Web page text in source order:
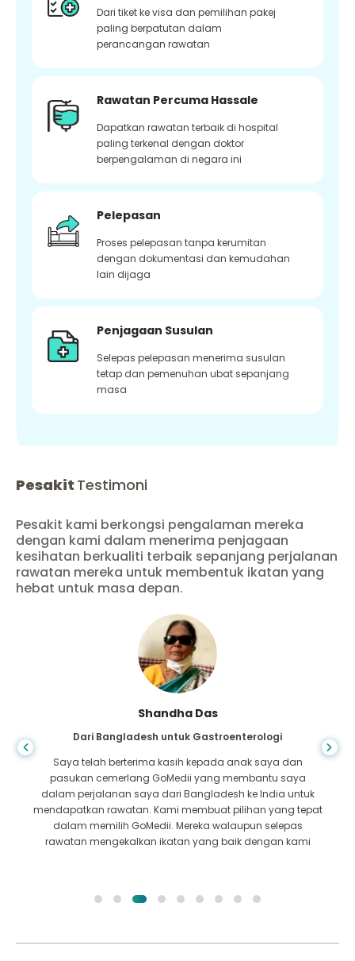
Dari tiket ke visa dan pemilihan pakej
paling berpatutan dalam
perancangan rawatan
Rawatan Percuma Hassale
Dapatkan rawatan terbaik di hospital
paling terkenal dengan doktor
berpengalaman di negara ini
Pelepasan
Proses pelepasan tanpa kerumitan
dengan dokumentasi dan kemudahan
lain dijaga
Penjagaan Susulan
Selepas pelepasan menerima susulan
tetap dan pemenuhan ubat sepanjang
masa
Pesakit Testimoni
Pesakit kami berkongsi pengalaman mereka
dengan kami dalam menerima penjagaan
kesihatan berkualiti terbaik sepanjang perjalanan
rawatan mereka untuk membentuk ikatan yang
hebat untuk masa depan.
Shandha Das
Dari Bangladesh untuk Gastroenterologi
Saya telah berterima kasih kepada anak saya dan
pasukan cemerlang GoMedii yang membantu saya
dalam perjalanan saya dari Bangladesh ke India untuk
mendapatkan rawatan. Kami membuat pilihan yang tepat
dalam memilih GoMedii. Mereka walaupun selepas
rawatan mengekalkan ikatan yang baik dengan kami